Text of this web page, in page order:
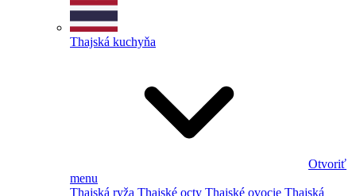
Thajská kuchyňa
Otvoriť
menu
Thajská ryža Thajské octy Thajské ovocie Thajská